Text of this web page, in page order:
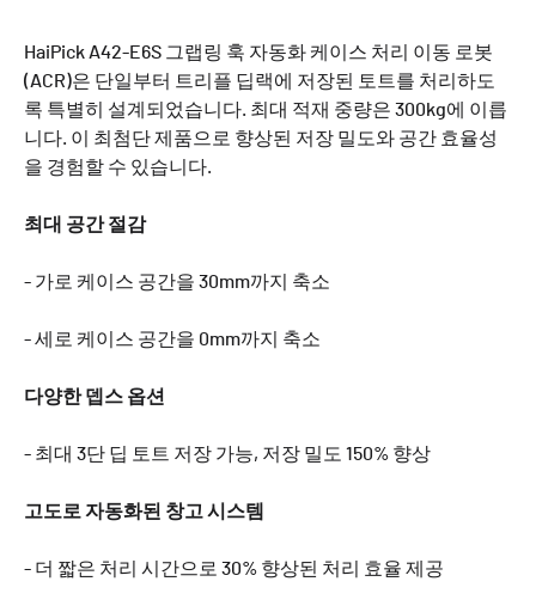
HaiPick A42-E6S 그랩링 훅 자동화 케이스 처리 이동 로봇
(ACR)은 단일부터 트리플 딥랙에 저장된 토트를 처리하도
록 특별히 설계되었습니다. 최대 적재 중량은 300kg에 이릅
니다. 이 최첨단 제품으로 향상된 저장 밀도와 공간 효율성
을 경험할 수 있습니다.
최대 공간 절감
- 가로 케이스 공간을 30mm까지 축소
- 세로 케이스 공간을 0mm까지 축소
다양한 뎁스 옵션
- 최대 3단 딥 토트 저장 가능, 저장 밀도 150% 향상
고도로 자동화된 창고 시스템
- 더 짧은 처리 시간으로 30% 향상된 처리 효율 제공